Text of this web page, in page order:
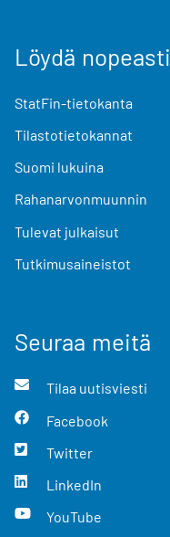
Löydä nopeasti
StatFin-tietokanta
Tilastotietokannat
Suomi lukuina
Rahanarvonmuunnin
Tulevat julkaisut
Tutkimusaineistot
Seuraa meitä
Tilaa uutisviesti
Facebook
Twitter
LinkedIn
YouTube